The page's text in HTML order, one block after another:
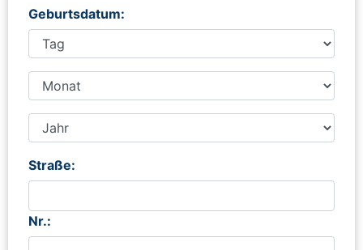
Geburtsdatum:
Straße:
Nr.: